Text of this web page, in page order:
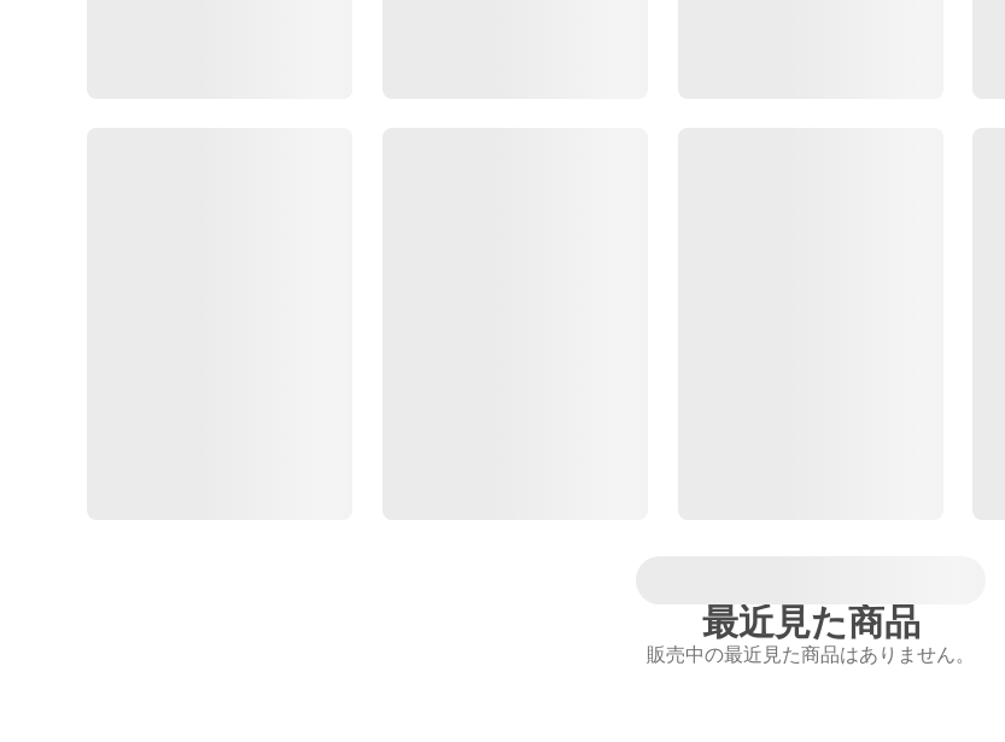
最近見た商品
販売中の最近見た商品はありません。